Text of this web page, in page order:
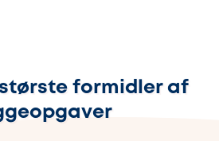
formidler af